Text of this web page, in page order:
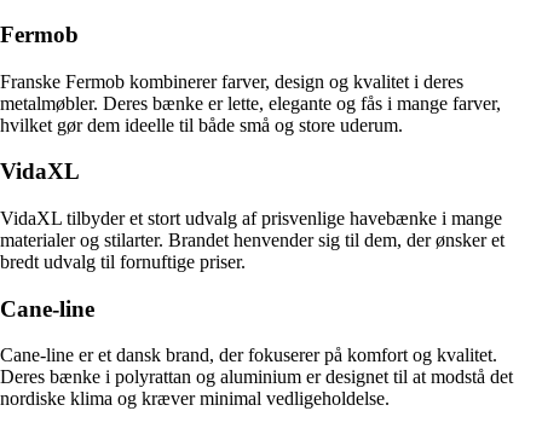
Fermob
Franske Fermob kombinerer farver, design og kvalitet i deres
metalmøbler. Deres bænke er lette, elegante og fås i mange farver,
hvilket gør dem ideelle til både små og store uderum.
VidaXL
VidaXL tilbyder et stort udvalg af prisvenlige havebænke i mange
materialer og stilarter. Brandet henvender sig til dem, der ønsker et
bredt udvalg til fornuftige priser.
Cane-line
Cane-line er et dansk brand, der fokuserer på komfort og kvalitet.
Deres bænke i polyrattan og aluminium er designet til at modstå det
nordiske klima og kræver minimal vedligeholdelse.